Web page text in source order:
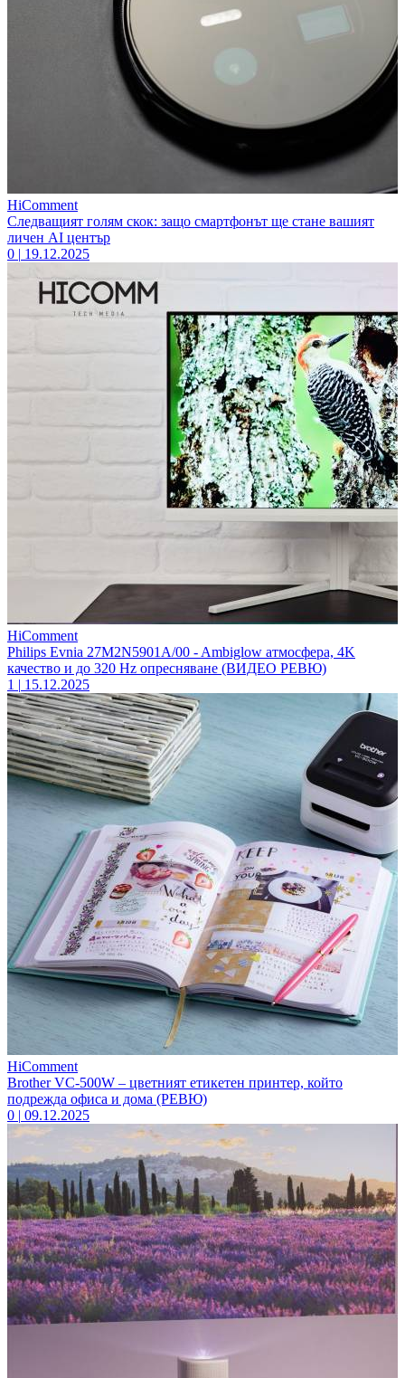
HiComment
Следващият голям скок: защо смартфонът ще стане вашият
личен AI център
0 | 19.12.2025
HiComment
Philips Evnia 27M2N5901A/00 - Ambiglow атмосфера, 4K
качество и до 320 Hz опресняване (ВИДЕО РЕВЮ)
1 | 15.12.2025
HiComment
Brother VC-500W – цветният етикетен принтер, който
подрежда офиса и дома (РЕВЮ)
0 | 09.12.2025